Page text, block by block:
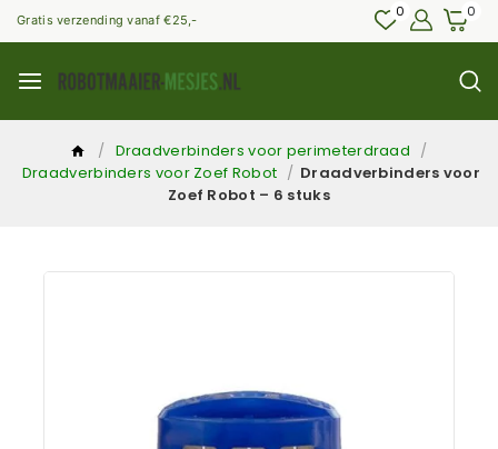
Gratis verzending vanaf €25,- 0 0
/ Draadverbinders voor perimeterdraad /
Draadverbinders voor Zoef Robot / Draadverbinders voor
Zoef Robot – 6 stuks